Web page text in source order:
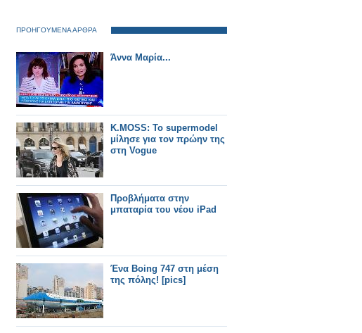
ΠΡΟΗΓΟΥΜΕΝΑ ΑΡΘΡΑ
Άννα Μαρία...
K.ΜΟSS: Το supermodel
μίλησε για τον πρώην της
στη Vogue
Προβλήματα στην
μπαταρία του νέου iPad
Ένα Boing 747 στη μέση
της πόλης! [pics]